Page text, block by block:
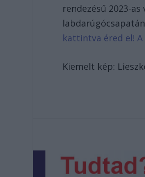
rendezésű 2023-
kattintva éred el!
Kiemelt kép: